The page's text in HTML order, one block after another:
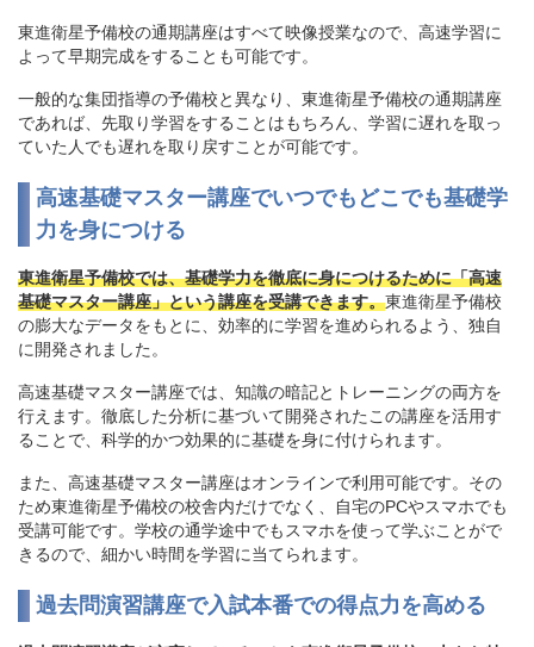
東進衛星予備校の通期講座はすべて映像授業なので、高速学習に
よって早期完成をすることも可能です。
一般的な集団指導の予備校と異なり、東進衛星予備校の通期講座
であれば、先取り学習をすることはもちろん、学習に遅れを取っ
ていた人でも遅れを取り戻すことが可能です。
高速基礎マスター講座でいつでもどこでも基礎学
力を身につける
東進衛星予備校では、基礎学力を徹底に身につけるために「高速
基礎マスター講座」という講座を受講できます。東進衛星予備校
の膨大なデータをもとに、効率的に学習を進められるよう、独自
に開発されました。
高速基礎マスター講座では、知識の暗記とトレーニングの両方を
行えます。徹底した分析に基づいて開発されたこの講座を活用す
ることで、科学的かつ効果的に基礎を身に付けられます。
また、高速基礎マスター講座はオンラインで利用可能です。その
ため東進衛星予備校の校舎内だけでなく、自宅のPCやスマホでも
受講可能です。学校の通学途中でもスマホを使って学ぶことがで
きるので、細かい時間を学習に当てられます。
過去問演習講座で入試本番での得点力を高める